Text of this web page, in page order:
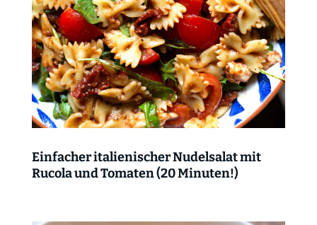
Einfacher italienischer Nudelsalat mit
Rucola und Tomaten (20 Minuten!)